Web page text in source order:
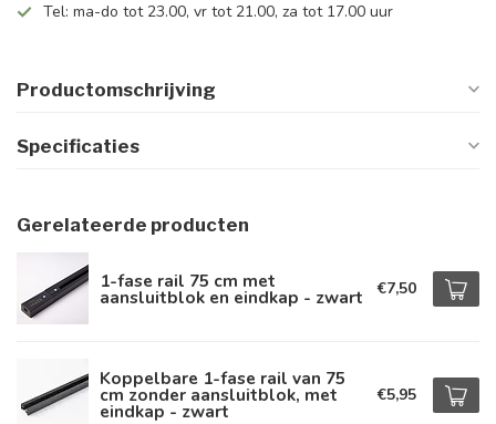
Tel: ma-do tot 23.00, vr tot 21.00, za tot 17.00 uur
Productomschrijving
Specificaties
Gerelateerde producten
1-fase rail 75 cm met
aansluitblok en eindkap - zwart €7,50
Koppelbare 1-fase rail van 75
cm zonder aansluitblok, met
eindkap - zwart
€5,95